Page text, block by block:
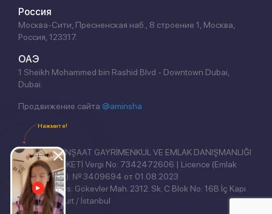
Россия
Москва-Сити, Пресненская наб., 8 строение 1, Москва,
Россия, 123317.
ОАЭ
1 Sheikh Mohammed bin Rashid Blvd - Downtown Dubai,
Dubai.
Продвижение сайта @aminsha
REAL EAST İNŞAAT GAYRİMENKUL VE EMLAK DANIŞMANLIĞI
ANONİM ŞİRKETİ Vergi No: 7342472606 | Licence (Emlak
Yetki Belgesi): № 3409694 от 01.08.2023
Legal address: Gökevler Mah. 2312. Sk. C Blok No: 16B İç Kapı
No: 3, Esenyurt / İstanbul
Нажмите!